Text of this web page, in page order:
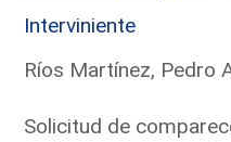
Interviniente
Ríos Martínez, Pedro
Solicitud de